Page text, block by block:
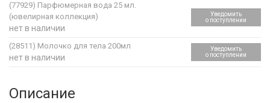
(77929) Парфюмерная вода 25 мл.
(ювелирная коллекция)
нет в наличии
Уведомить
о поступлении
(28511) Молочко для тела 200мл
нет в наличии
Уведомить
о поступлении
Описание